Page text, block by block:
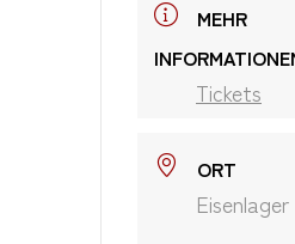
MEHR
Tickets
ORT
Eisenlager